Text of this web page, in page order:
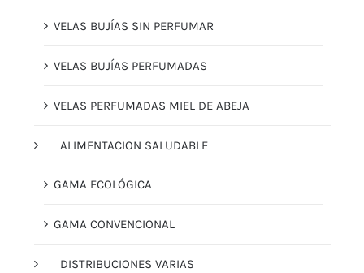
VELAS BUJÍAS SIN PERFUMAR
VELAS BUJÍAS PERFUMADAS
VELAS PERFUMADAS MIEL DE ABEJA
ALIMENTACION SALUDABLE
GAMA ECOLÓGICA
GAMA CONVENCIONAL
DISTRIBUCIONES VARIAS